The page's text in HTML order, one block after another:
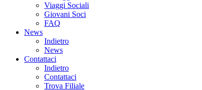
Viaggi Sociali
Giovani Soci
FAQ
News
Indietro
News
Contattaci
Indietro
Contattaci
Trova Filiale